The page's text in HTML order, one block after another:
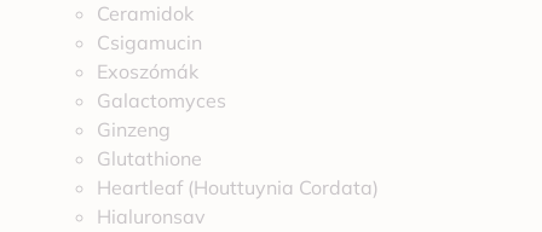
Ceramidok
Csigamucin
Exoszómák
Galactomyces
Ginzeng
Glutathione
Heartleaf (Houttuynia Cordata)
Hialuronsav